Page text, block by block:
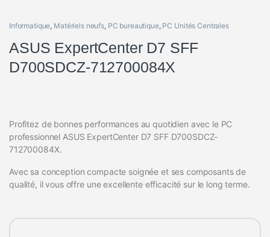
Informatique, Matériels neufs, PC bureautique, PC Unités Centrales
ASUS ExpertCenter D7 SFF
D700SDCZ-712700084X
Profitez de bonnes performances au quotidien avec le PC
professionnel ASUS ExpertCenter D7 SFF D700SDCZ-
712700084X.
Avec sa conception compacte soignée et ses composants de
qualité, il vous offre une excellente efficacité sur le long terme.